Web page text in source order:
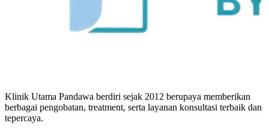
Klinik Utama Pandawa berdiri sejak 2012 berupaya memberikan
berbagai pengobatan, treatment, serta layanan konsultasi terbaik dan
tepercaya.